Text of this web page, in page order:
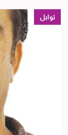
توابل